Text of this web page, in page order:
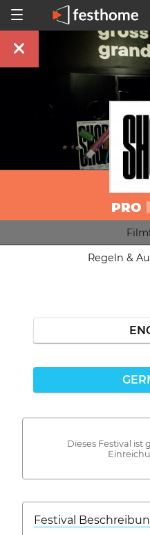
PRO
Regeln &
Dieses Festival
Festival